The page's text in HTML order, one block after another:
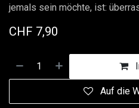
jemals sein möchte, ist:
CHF 7,90
Auf die